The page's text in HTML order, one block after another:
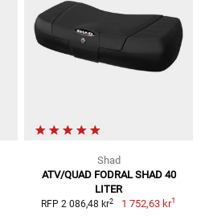
Shad
ATV/QUAD FODRAL SHAD 40
LITER
RFP 2 086,48 kr2 1 752,63 kr1